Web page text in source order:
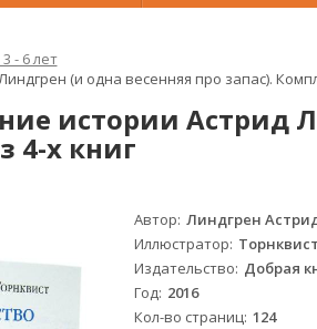
- 6 лет
(и одна весенняя про запас).
истории Астрид
4-х книг
Автор Линдгрен
Иллюстратор
Издательство Добрая
Год 2016
Кол-во страниц 124